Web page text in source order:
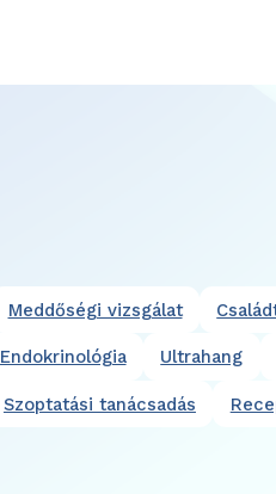
Meddőségi vizsgálat
Endokrinológia Ultrahang
Szoptatási tanácsadás